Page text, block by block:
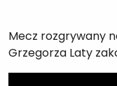
Mecz rozgrywany
Grzegorza Laty